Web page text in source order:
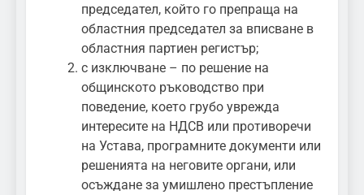
председател, който го препраща на
областния председател за вписване в
областния партиен регистър;
с изключване – по решение на
общинското ръководство при
поведение, което грубо уврежда
интересите на НДСВ или противоречи
на Устава, програмните документи или
решенията на неговите органи, или
осъждане за умишлено престъпление